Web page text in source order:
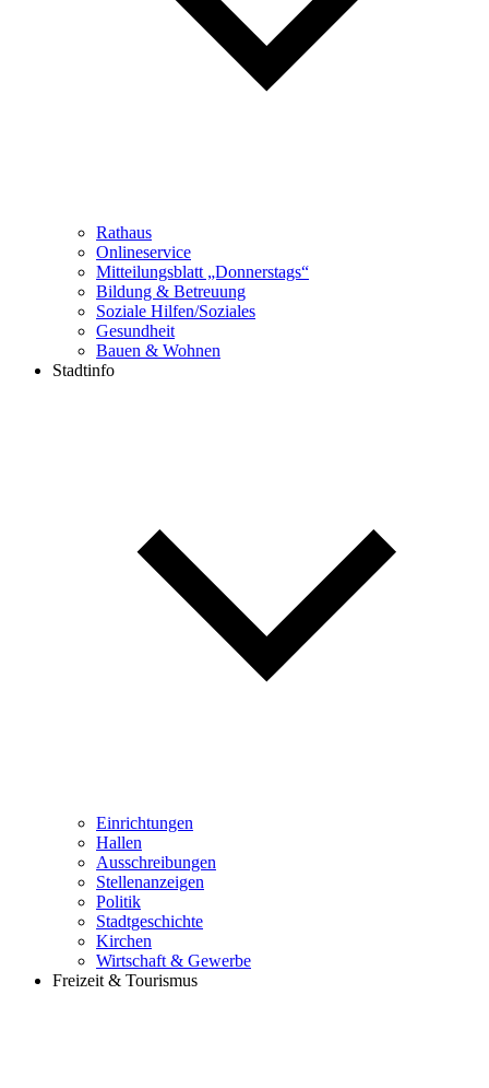
Rathaus
Onlineservice
Mitteilungsblatt „Donnerstags“
Bildung & Betreuung
Soziale Hilfen/Soziales
Gesundheit
Bauen & Wohnen
Stadtinfo
Einrichtungen
Hallen
Ausschreibungen
Stellenanzeigen
Politik
Stadtgeschichte
Kirchen
Wirtschaft & Gewerbe
Freizeit & Tourismus